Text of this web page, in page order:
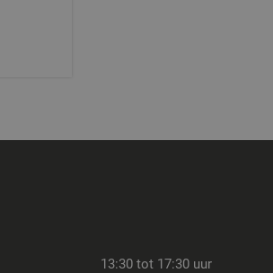
13:30 tot 17:30 uur